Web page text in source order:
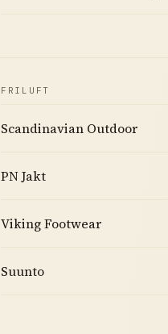
FRILUFT
Scandinavian Outdoor
PN Jakt
Viking Footwear
Suunto